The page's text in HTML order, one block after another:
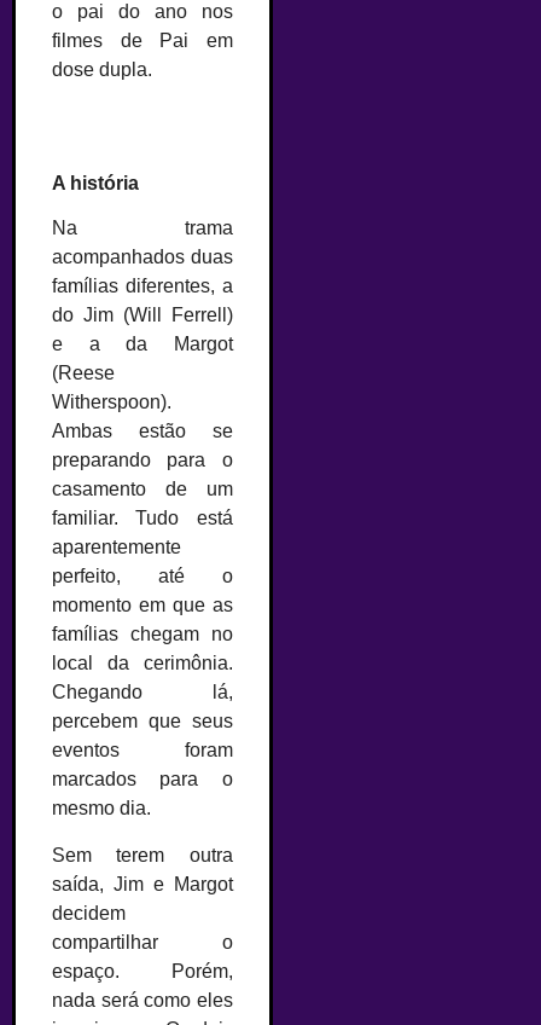
o pai do ano nos
filmes de Pai em
dose dupla.
A história
Na trama
acompanhados duas
famílias diferentes, a
do Jim (Will Ferrell)
e a da Margot
(Reese
Witherspoon).
Ambas estão se
preparando para o
casamento de um
familiar. Tudo está
aparentemente
perfeito, até o
momento em que as
famílias chegam no
local da cerimônia.
Chegando lá,
percebem que seus
eventos foram
marcados para o
mesmo dia.
Sem terem outra
saída, Jim e Margot
decidem
compartilhar o
espaço. Porém,
nada será como eles